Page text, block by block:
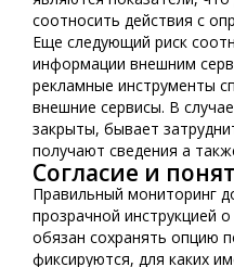
соотносить действия с
Еще следующий риск
информации внешним
рекламные инструменты
внешние сервисы. В
закрыты, бывает
получают сведения а
Согласие и
Правильный мониторинг
прозрачной инструкцией
обязан сохранять опцию
фиксируются, для каких